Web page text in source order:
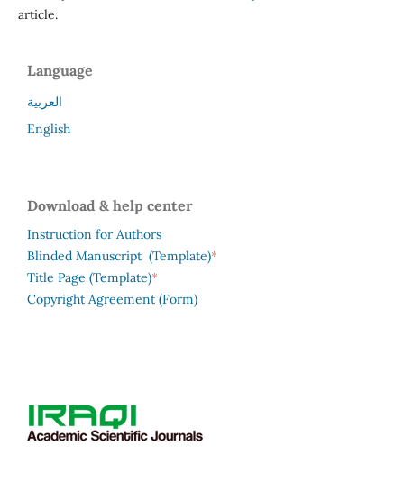
article.
Language
العربية
English
Download & help center
Instruction for Authors
Blinded Manuscript (Template)*
Title Page (Template)*
Copyright Agreement (Form)